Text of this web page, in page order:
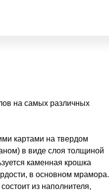
на самых различных
картами на твердом
в виде слоя толщиной
каменная крошка
в основном мрамора.
из наполнителя,